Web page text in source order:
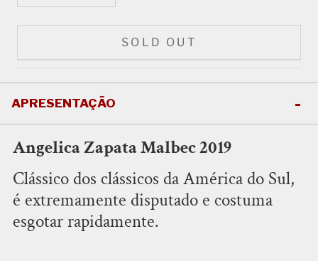
SOLD OUT
APRESENTAÇÃO
Angelica Zapata Malbec 2019
Clássico dos clássicos da América do Sul,
é extremamente disputado e costuma
esgotar rapidamente.